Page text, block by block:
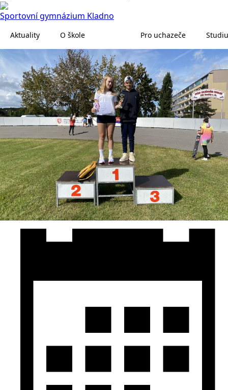
Sportovní gymnázium Kladno
Aktuality O škole Pro uchazeče